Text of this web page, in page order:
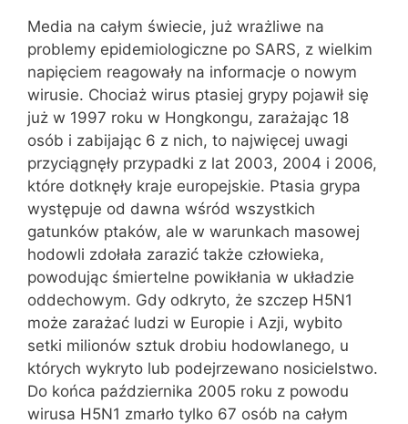
Media na całym świecie, już wrażliwe na
problemy epidemiologiczne po SARS, z wielkim
napięciem reagowały na informacje o nowym
wirusie. Chociaż wirus ptasiej grypy pojawił się
już w 1997 roku w Hongkongu, zarażając 18
osób i zabijając 6 z nich, to najwięcej uwagi
przyciągnęły przypadki z lat 2003, 2004 i 2006,
które dotknęły kraje europejskie. Ptasia grypa
występuje od dawna wśród wszystkich
gatunków ptaków, ale w warunkach masowej
hodowli zdołała zarazić także człowieka,
powodując śmiertelne powikłania w układzie
oddechowym. Gdy odkryto, że szczep H5N1
może zarażać ludzi w Europie i Azji, wybito
setki milionów sztuk drobiu hodowlanego, u
których wykryto lub podejrzewano nosicielstwo.
Do końca października 2005 roku z powodu
wirusa H5N1 zmarło tylko 67 osób na całym